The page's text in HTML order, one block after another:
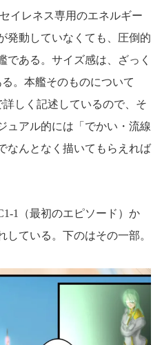
イレネス専用のエネルギー
発動していなくても、圧倒的
である。サイズ感は、ざっく
。本艦そのものについて
詳しく記述しているので、そ
ュアル的には「でかい・流線
なんとなく描いてもらえれば
1（最初のエピソード）か
している。下のはその一部。